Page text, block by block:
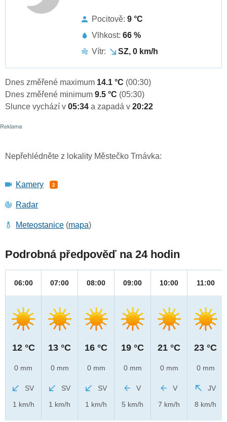
Pocitově: 9 °C
Vlhkost: 66 %
Vítr:
SZ, 0 km/h
Dnes změřené maximum 14.1 °C (00:30)
Dnes změřené minimum 9.5 °C (05:30)
Slunce vychází v 05:34 a zapadá v 20:22
Nepřehlédněte z lokality Městečko Trnávka:
Kamery 2
Radar
Meteostanice (mapa)
Podrobná předpověď na 24 hodin
06:00
12 °C
0 mm
SV
1 km/h
07:00
13 °C
0 mm
SV
1 km/h
08:00
16 °C
0 mm
SV
1 km/h
09:00
19 °C
0 mm
V
5 km/h
10:00
21 °C
0 mm
V
7 km/h
11:00
23 °C
0 mm
JV
8 km/h